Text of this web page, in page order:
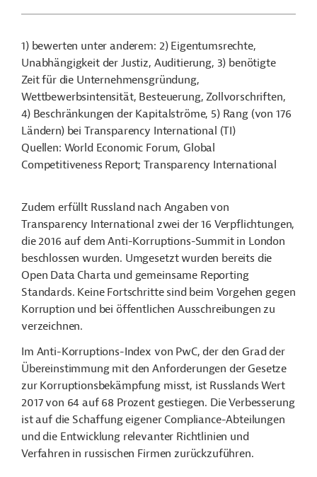
1) bewerten unter anderem: 2) Eigentumsrechte,
Unabhängigkeit der Justiz, Auditierung, 3) benötigte
Zeit für die Unternehmensgründung,
Wettbewerbsintensität, Besteuerung, Zollvorschriften,
4) Beschränkungen der Kapitalströme, 5) Rang (von 176
Ländern) bei Transparency International (TI)
Quellen: World Economic Forum, Global
Competitiveness Report; Transparency International
Zudem erfüllt Russland nach Angaben von
Transparency International zwei der 16 Verpflichtungen,
die 2016 auf dem Anti-Korruptions-Summit in London
beschlossen wurden. Umgesetzt wurden bereits die
Open Data Charta und gemeinsame Reporting
Standards. Keine Fortschritte sind beim Vorgehen gegen
Korruption und bei öffentlichen Ausschreibungen zu
verzeichnen.
Im Anti-Korruptions-Index von PwC, der den Grad der
Übereinstimmung mit den Anforderungen der Gesetze
zur Korruptionsbekämpfung misst, ist Russlands Wert
2017 von 64 auf 68 Prozent gestiegen. Die Verbesserung
ist auf die Schaffung eigener Compliance-Abteilungen
und die Entwicklung relevanter Richtlinien und
Verfahren in russischen Firmen zurückzuführen.